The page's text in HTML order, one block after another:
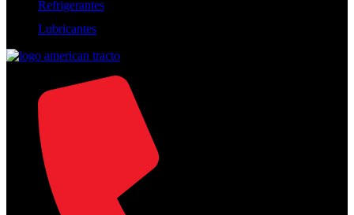
Refrigerantes
Lubricantes